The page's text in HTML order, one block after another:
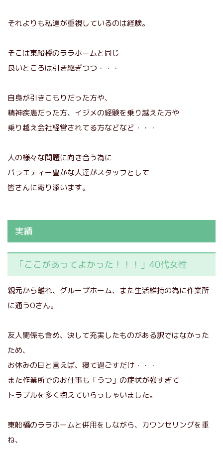
それよりも私達が重視しているのは経験。
そこは東船橋のララホームと同じ
良いところは引き継ぎつつ・・・
自身が引きこもりだった方や、
精神疾患だった方、イジメの経験を乗り越えた方や
乗り越え会社経営されてる方などなど・・・
人の様々な問題に向き合う為に
バラエティー豊かな人達がスタッフとして
皆さんに寄り添います。
実績
「ここがあってよかった！！！」40代女性
親元から離れ、グループホーム、また生活維持の為に作業所
に通うOさん。
友人関係も含め、決して充実したものがある訳ではなかった
ため、
お休みの日と言えば、寝て過ごすだけ・・・
また作業所でのお仕事も「うつ」の症状が強すぎて
トラブルを多く抱えていらっしゃいました。
東船橋のララホームと併用をしながら、カウンセリングを重
ね、